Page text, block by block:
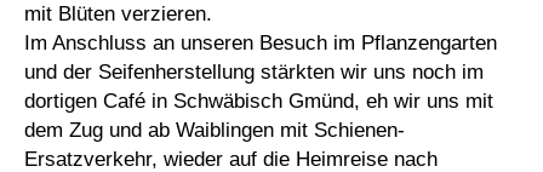
mit Blüten verzieren.
Im Anschluss an unseren Besuch im Pflanzengarten
und der Seifenherstellung stärkten wir uns noch im
dortigen Café in Schwäbisch Gmünd, eh wir uns mit
dem Zug und ab Waiblingen mit Schienen-
Ersatzverkehr, wieder auf die Heimreise nach